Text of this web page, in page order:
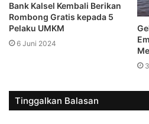
Bank Kalsel Kembali Berikan
Rombong Gratis kepada 5
Pelaku UMKM
6 Juni 2024
Tinggalkan Balasan